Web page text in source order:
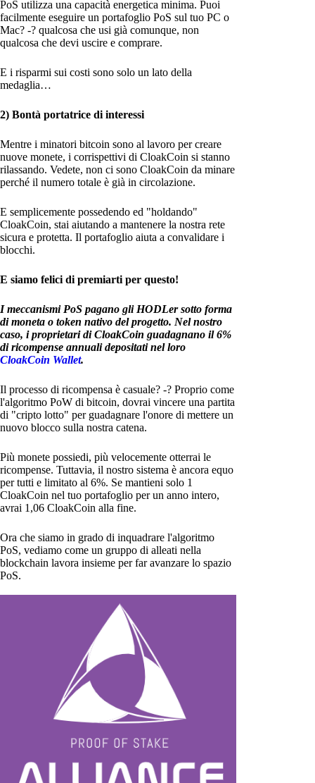
PoS utilizza una capacità energetica minima. Puoi
facilmente eseguire un portafoglio PoS sul tuo PC o
Mac? -? qualcosa che usi già comunque, non
qualcosa che devi uscire e comprare.
E i risparmi sui costi sono solo un lato della
medaglia…
2) Bontà portatrice di interessi
Mentre i minatori bitcoin sono al lavoro per creare
nuove monete, i corrispettivi di CloakCoin si stanno
rilassando. Vedete, non ci sono CloakCoin da minare
perché il numero totale è già in circolazione.
E semplicemente possedendo ed "holdando"
CloakCoin, stai aiutando a mantenere la nostra rete
sicura e protetta. Il portafoglio aiuta a convalidare i
blocchi.
E siamo felici di premiarti per questo!
I meccanismi PoS pagano gli HODLer sotto forma
di moneta o token nativo del progetto. Nel nostro
caso, i proprietari di CloakCoin guadagnano il 6%
di ricompense annuali depositati nel loro
CloakCoin Wallet.
Il processo di ricompensa è casuale? -? Proprio come
l'algoritmo PoW di bitcoin, dovrai vincere una partita
di "cripto lotto" per guadagnare l'onore di mettere un
nuovo blocco sulla nostra catena.
Più monete possiedi, più velocemente otterrai le
ricompense. Tuttavia, il nostro sistema è ancora equo
per tutti e limitato al 6%. Se mantieni solo 1
CloakCoin nel tuo portafoglio per un anno intero,
avrai 1,06 CloakCoin alla fine.
Ora che siamo in grado di inquadrare l'algoritmo
PoS, vediamo come un gruppo di alleati nella
blockchain lavora insieme per far avanzare lo spazio
PoS.